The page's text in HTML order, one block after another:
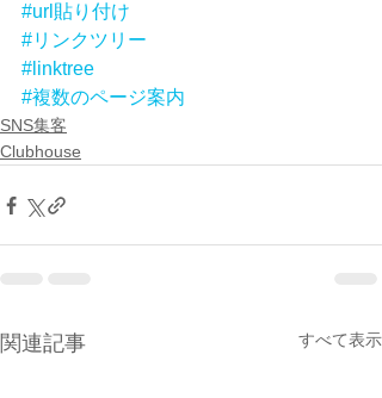
#url貼り付け
#リンクツリー
#linktree
#複数のページ案内
SNS集客
Clubhouse
関連記事 すべて表示